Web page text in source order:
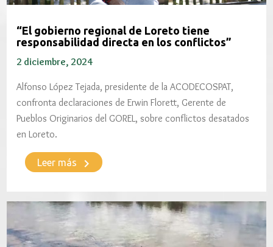
“El gobierno regional de Loreto tiene
responsabilidad directa en los conflictos”
2 diciembre, 2024
Alfonso López Tejada, presidente de la ACODECOSPAT,
confronta declaraciones de Erwin Florett, Gerente de
Pueblos Originarios del GOREL, sobre conflictos desatados
en Loreto.
Leer más keyboard_arrow_right